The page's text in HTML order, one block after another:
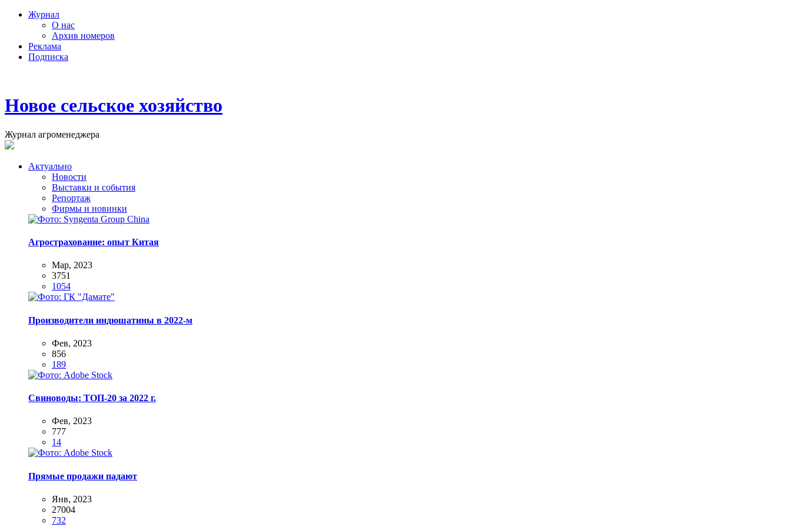
Журнал
О нас
Архив номеров
Реклама
Подписка
Новое сельское хозяйство
Журнал агроменеджера
Актуально
Новости
Выставки и события
Репортаж
Фирмы и новинки
Агрострахование: опыт Китая
Мар, 2023
3751
1054
Производители индюшатины в 2022-м
Фев, 2023
856
189
Свиноводы: ТОП-20 за 2022 г.
Фев, 2023
777
14
Прямые продажи падают
Янв, 2023
27004
732